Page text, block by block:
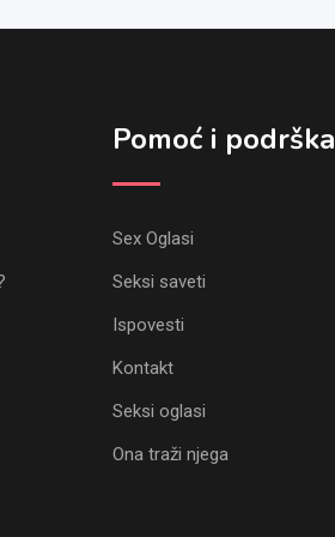
Pomoć i podrška
Sex Oglasi
Seksi saveti
Ispovesti
Kontakt
Seksi oglasi
Ona traži njega